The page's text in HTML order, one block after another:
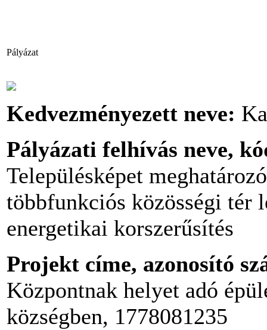
Pályázat
Kedvezményezett neve:
Pályázati felhívás neve,
Településképet
többfunkciós közösségi tér
energetikai korszerűsítés
Projekt címe, azonosító
Központnak helyet adó
községben, 1778081235